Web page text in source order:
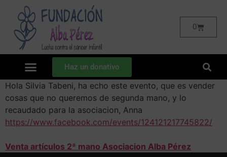
0
Haz un donativo
Hola Silvia Tabeni, ha echo este evento, que es vender
cosas que no queremos de segunda mano, y lo
recaudado para la asociacion, Anna
https://www.facebook.com/events/124121217745822/
Venta artículos 2ª mano Asociacion Alba Pérez